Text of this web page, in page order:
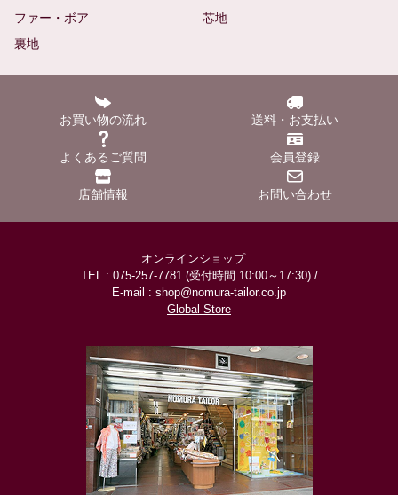
ファー・ボア
芯地
裏地
お買い物の流れ 送料・お支払い
よくあるご質問 会員登録
店舗情報 お問い合わせ
オンラインショップ
TEL : 075-257-7781 (受付時間 10:00～17:30) /
E-mail : shop@nomura-tailor.co.jp
Global Store